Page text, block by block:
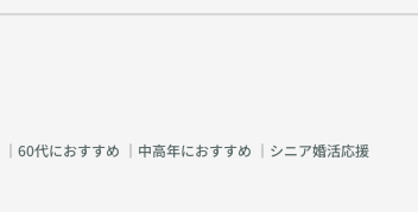
｜ 60代におすすめ ｜ 中高年におすすめ ｜ シニア婚活応援